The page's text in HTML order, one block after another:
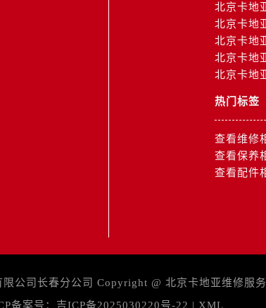
北京卡地
北京卡地
北京卡地
北京卡地
北京卡地
热门标签
查看维修
查看保养
查看配件
公司长春分公司 Copyright @ 北京卡地亚维修服
备案号： 吉ICP备2025030220号-22 | XML